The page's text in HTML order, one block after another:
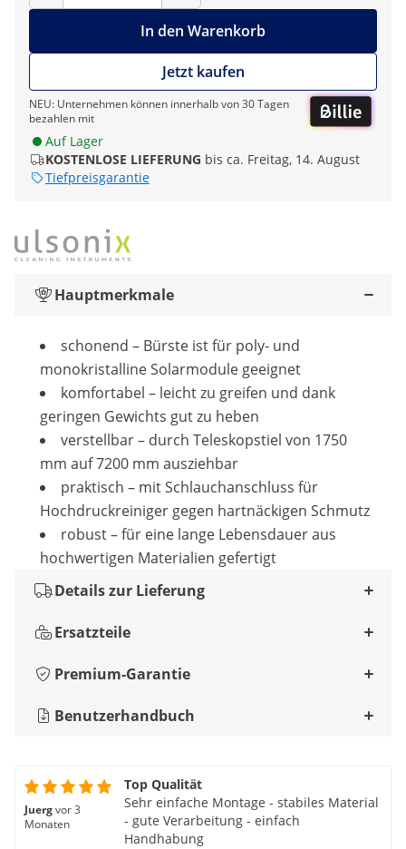
In den Warenkorb
Jetzt kaufen
NEU: Unternehmen können innerhalb von 30 Tagen
bezahlen mit
Auf Lager
KOSTENLOSE LIEFERUNG bis ca. Freitag, 14. August
Tiefpreisgarantie
Hauptmerkmale
schonend – Bürste ist für poly- und
monokristalline Solarmodule geeignet
komfortabel – leicht zu greifen und dank
geringen Gewichts gut zu heben
verstellbar – durch Teleskopstiel von 1750
mm auf 7200 mm ausziehbar
praktisch – mit Schlauchanschluss für
Hochdruckreiniger gegen hartnäckigen Schmutz
robust – für eine lange Lebensdauer aus
hochwertigen Materialien gefertigt
Details zur Lieferung
Ersatzteile
Premium-Garantie
Benutzerhandbuch
Juergvor 3
Monaten
Top Qualität
Sehr einfache Montage - stabiles Material
- gute Verarbeitung - einfach
Handhabung